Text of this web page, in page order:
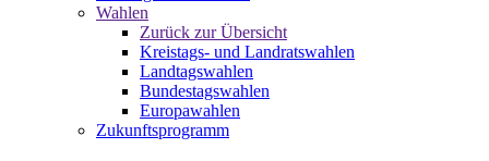
Wahlen
Zurück zur Übersicht
Kreistags- und Landratswahlen
Landtagswahlen
Bundestagswahlen
Europawahlen
Zukunftsprogramm